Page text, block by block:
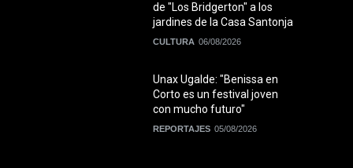
de "Los Bridgerton" a los
jardines de la Casa Santonja
CULTURA 06/08/2026
Unax Ugalde: "Benissa en
Corto es un festival joven
con mucho futuro"
REPORTAJES 05/08/2026